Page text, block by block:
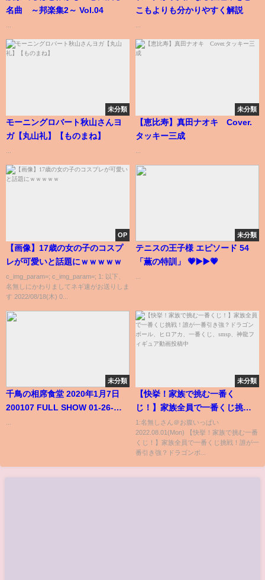
名曲 ～邦楽集2～ Vol.04
こもよりも分かりやすく解説
未分類
モーニングロバート秋山さんヨ
ガ【丸山礼】【ものまね】
未分類
【恵比寿】真田ナオキ Cover.
タッキー三成
OP
【画像】17歳の女の子のコスプ
レが可愛いと話題にｗｗｗｗｗ
c_img_param=; c_img_param=; 1: 以下、
名無しにかわりましてネギ速がお送りしま
す 2022/08/18(木) 0...
未分類
テニスの王子様 エピソード 54
「薫の特訓」 💗▶️▶️💗
未分類
千鳥の相席食堂 2020年1月7日
200107 FULL SHOW 01-26-
未分類
【快挙！家族で挑む一番く
じ！】家族全員で一番くじ挑
戦！誰が一番引き強？ドラゴン
ボール、ヒロアカ、一番くじ、
smsp、神龍フィギュア動画投稿
1:名無しさん＠お腹いっぱい
2022.08.01(Mon) 【快挙！家族で挑む一番
くじ！】家族全員で一番くじ挑戦！誰が一
番引き強？ドラゴンボ...